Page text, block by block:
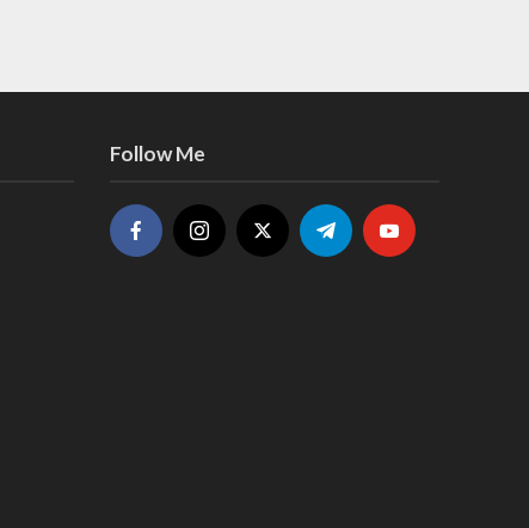
Follow Me